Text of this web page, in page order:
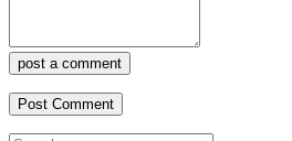
post a comment